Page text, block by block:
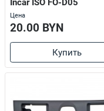
Incar ISO FO-D05
Цена
20.00 BYN
Купить